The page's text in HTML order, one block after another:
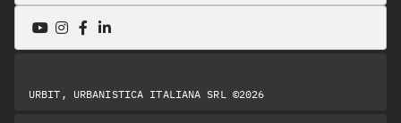
URBIT, URBANISTICA ITALIANA SRL ©2026